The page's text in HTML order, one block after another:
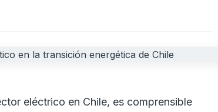
eléctrico en Chile, es comprensible